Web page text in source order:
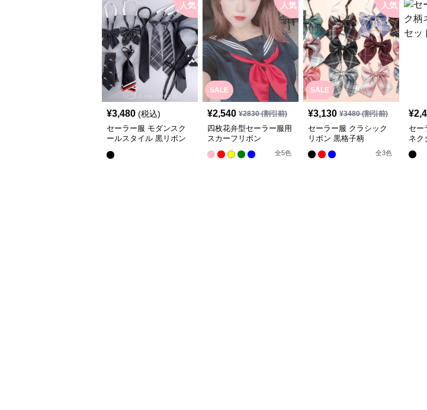
人気
¥3,480 (税込)
セーラー服 モダンスク
ールスタイル 黒リボン
SALE
人気
¥2,540 ¥2830(割引前)
四枚花弁型セーラー服用
スカーフリボン
全5色
SALE
人気
¥3,130 ¥3480(割引前)
セーラー服 クラシック
リボン 黒格子柄
全3色
¥
セー
ネク